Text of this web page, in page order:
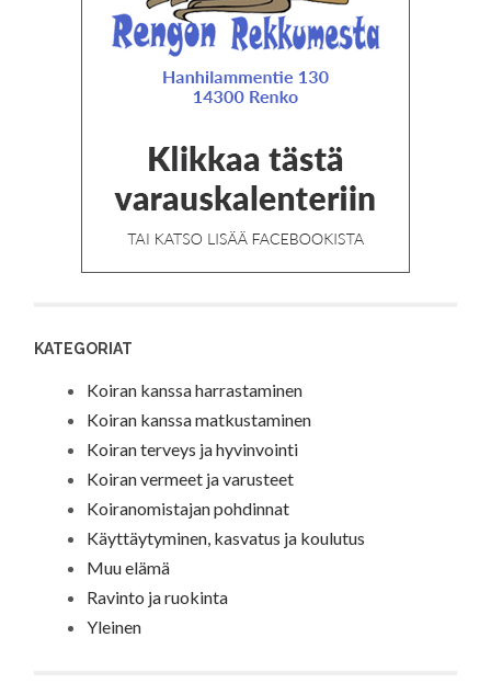
KATEGORIAT
Koiran kanssa harrastaminen
Koiran kanssa matkustaminen
Koiran terveys ja hyvinvointi
Koiran vermeet ja varusteet
Koiranomistajan pohdinnat
Käyttäytyminen, kasvatus ja koulutus
Muu elämä
Ravinto ja ruokinta
Yleinen